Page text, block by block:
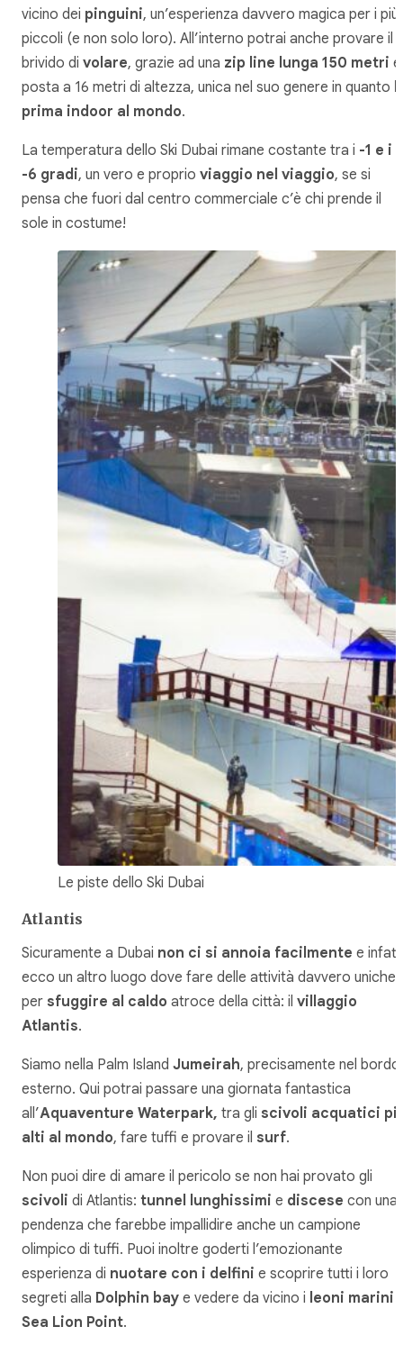
vicino dei pinguini, un’esperienza davvero magica per i più
piccoli (e non solo loro). All’interno potrai anche provare il
brivido di volare, grazie ad una zip line lunga 150 metri e
posta a 16 metri di altezza, unica nel suo genere in quanto
prima indoor al mondo.
La temperatura dello Ski Dubai rimane costante tra i -1 e i
-6 gradi, un vero e proprio viaggio nel viaggio, se si
pensa che fuori dal centro commerciale c’è chi prende il
sole in costume!
Le piste dello Ski Dubai
Atlantis
Sicuramente a Dubai non ci si annoia facilmente e infatti
ecco un altro luogo dove fare delle attività davvero uniche
per sfuggire al caldo atroce della città: il villaggio
Atlantis.
Siamo nella Palm Island Jumeirah, precisamente nel bordo
esterno. Qui potrai passare una giornata fantastica
all’Aquaventure Waterpark, tra gli scivoli acquatici
alti al mondo, fare tuffi e provare il surf.
Non puoi dire di amare il pericolo se non hai provato gli
scivoli di Atlantis: tunnel lunghissimi e discese con una
pendenza che farebbe impallidire anche un campione
olimpico di tuffi. Puoi inoltre goderti l’emozionante
esperienza di nuotare con i delfini e scoprire tutti i loro
segreti alla Dolphin bay e vedere da vicino i leoni marini
Sea Lion Point.